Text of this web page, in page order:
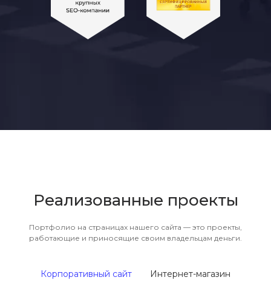
Реализованные проекты
Портфолио на страницах нашего сайта — это проекты,
работающие и приносящие своим владельцам деньги.
Корпоративный сайт Интернет-магазин